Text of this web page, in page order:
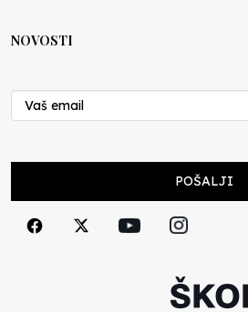
Nenad Veličković
29.10.2024
Cuke i djeca
NOVOSTI
POŠALJI